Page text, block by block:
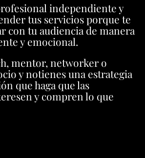
independiente y
tus servicios porque te
con tu audiencia de manera
y emocional.
mentor, networker o
y notienes una estrategia
que haga que las
y compren lo que